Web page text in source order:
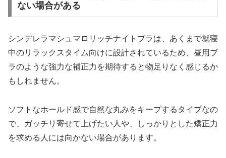
ない場合がある
シンデレラマシュマロリッチナイトブラは、あくまで就寝
中のリラックスタイム向けに設計されているため、昼用ブ
ラのような強力な補正力を期待すると物足りなく感じるか
もしれません。
ソフトなホールド感で自然な丸みをキープするタイプなの
で、ガッチリ寄せて上げたい人や、しっかりとした矯正力
を求める人には向かない場合があります。